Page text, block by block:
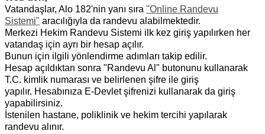
Vatandaşlar, Alo 182'nin yanı sıra "Online Randevu
Sistemi" aracılığıyla da randevu alabilmektedir.
Merkezi Hekim Randevu Sistemi ilk kez giriş yapılırken her
vatandaş için ayrı bir hesap açılır.
Bunun için ilgili yönlendirme adımları takip edilir.
Hesap açıldıktan sonra "Randevu Al" butonunu kullanarak
T.C. kimlik numarası ve belirlenen şifre ile giriş
yapılır. Hesabınıza E-Devlet şifrenizi kullanarak da giriş
yapabilirsiniz.
İstenilen hastane, poliklinik ve hekim tercihi yapılarak
randevu alınır.